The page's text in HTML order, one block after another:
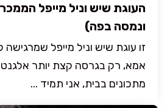
העוגת שיש וניל מייפל
ונמסה בפה)
זו עוגת שיש וניל מייפל שמרגישה
אמא, רק בגרסה קצת יותר
מתכונים בבית, אני תמיד ...